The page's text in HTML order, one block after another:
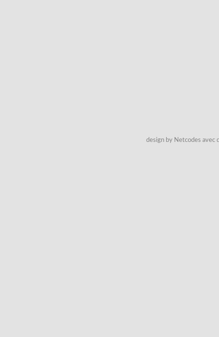
design by Netcodes avec